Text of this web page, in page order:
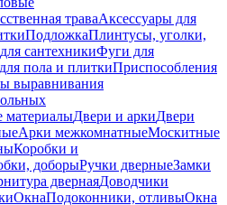
траваАксессуары для
ПодложкаПлинтусы, уголки,
сантехникиФуги для
пола и плиткиПриспособления
выравнивания
материалыДвери и аркиДвери
Арки межкомнатныеМоскитные
Коробки и
доборыРучки дверныеЗамки
двернаяДоводчики
ОкнаПодоконники, отливыОкна